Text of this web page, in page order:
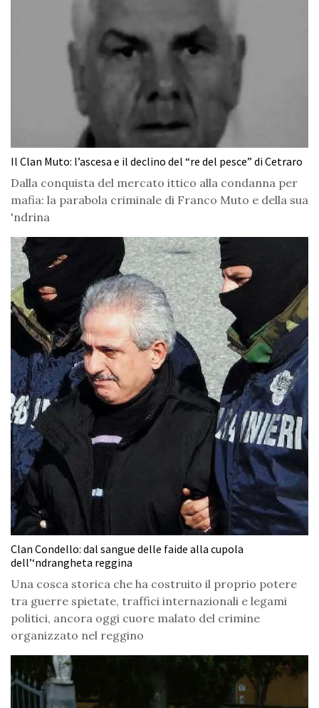
Il Clan Muto: l’ascesa e il declino del “re del pesce” di Cetraro
Dalla conquista del mercato ittico alla condanna per
mafia: la parabola criminale di Franco Muto e della sua
'ndrina
Clan Condello: dal sangue delle faide alla cupola
dell’‘ndrangheta reggina
Una cosca storica che ha costruito il proprio potere
tra guerre spietate, traffici internazionali e legami
politici, ancora oggi cuore malato del crimine
organizzato nel reggino